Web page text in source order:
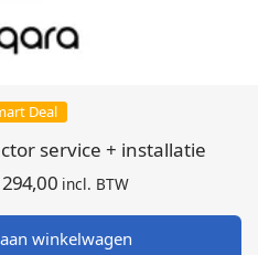
Deal
service + installatie
prijs was:
€ 369,00.
Huidige
prijs is:
€ 294,00.
incl. BTW
winkelwagen